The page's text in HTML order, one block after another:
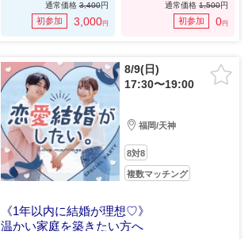
通常価格3,400円
初参加 3,000円
通常価格 1,500円
初参加 0円
8/9(日)
17:30〜19:00
福岡/天神
8対8
複数マッチング
《1年以内に結婚が理想♡》
温かい家庭を築きたい方へ